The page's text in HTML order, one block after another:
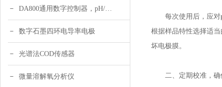
DA800通用数字控制器，pH/DO/ORP多参数
数字石墨四环电导率电极
光谱法COD传感器
微量溶解氧分析仪
每次使用后，应对
根据样品特性选择适
坏电极膜。
二、定期校准，确